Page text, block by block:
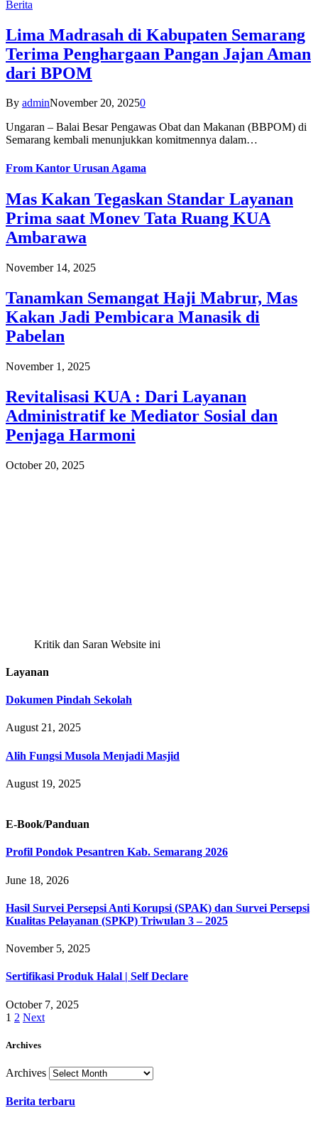
Berita
Lima Madrasah di Kabupaten Semarang
Terima Penghargaan Pangan Jajan Aman
dari BPOM
By adminNovember 20, 20250
Ungaran – Balai Besar Pengawas Obat dan Makanan (BBPOM) di
Semarang kembali menunjukkan komitmennya dalam…
From Kantor Urusan Agama
Mas Kakan Tegaskan Standar Layanan
Prima saat Monev Tata Ruang KUA
Ambarawa
November 14, 2025
Tanamkan Semangat Haji Mabrur, Mas
Kakan Jadi Pembicara Manasik di
Pabelan
November 1, 2025
Revitalisasi KUA : Dari Layanan
Administratif ke Mediator Sosial dan
Penjaga Harmoni
October 20, 2025
Kritik dan Saran Website ini
Layanan
Dokumen Pindah Sekolah
August 21, 2025
Alih Fungsi Musola Menjadi Masjid
August 19, 2025
E-Book/Panduan
Profil Pondok Pesantren Kab. Semarang 2026
June 18, 2026
Hasil Survei Persepsi Anti Korupsi (SPAK) dan Survei Persepsi
Kualitas Pelayanan (SPKP) Triwulan 3 – 2025
November 5, 2025
Sertifikasi Produk Halal | Self Declare
October 7, 2025
1 2 Next
Archives
Archives
Berita terbaru